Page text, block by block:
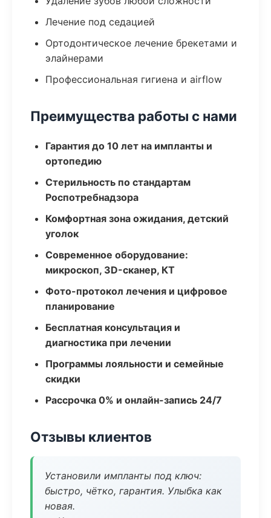
Лечение под седацией
Ортодонтическое лечение брекетами и
элайнерами
Профессиональная гигиена и airflow
Преимущества работы с нами
Гарантия до 10 лет на импланты и
ортопедию
Стерильность по стандартам
Роспотребнадзора
Комфортная зона ожидания, детский
уголок
Современное оборудование:
микроскоп, 3D-сканер, КТ
Фото-протокол лечения и цифровое
планирование
Бесплатная консультация и
диагностика при лечении
Программы лояльности и семейные
скидки
Рассрочка 0% и онлайн-запись 24/7
Отзывы клиентов
Установили импланты под ключ:
быстро, чётко, гарантия. Улыбка как
новая.